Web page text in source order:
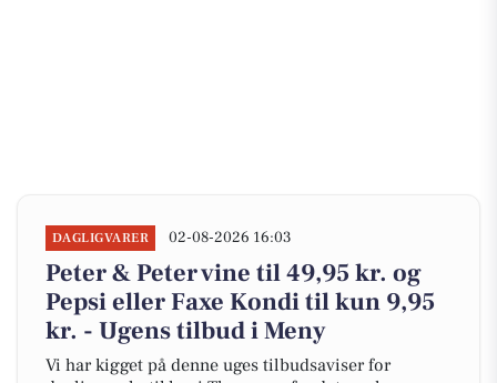
DAGLIGVARER 02-08-2026 16:03
Peter & Peter vine til 49,95 kr. og
Pepsi eller Faxe Kondi til kun 9,95
kr. - Ugens tilbud i Meny
Vi har kigget på denne uges tilbudsaviser for